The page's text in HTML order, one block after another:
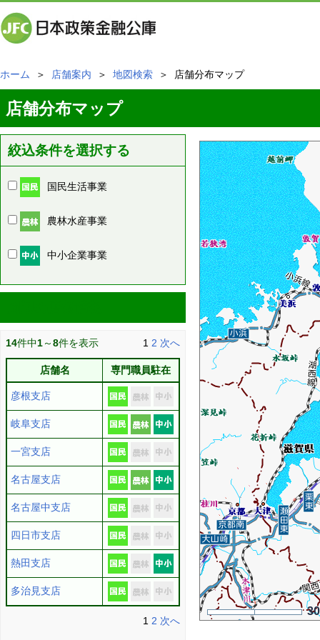
ホーム ＞ 店舗案内 ＞ 地図検索 ＞ 店舗分布マップ
店舗分布マップ
絞込条件を選択する
国民生活事業
農林水産事業
中小企業事業
14件中1～8件を表示 1 2 次へ
店舗名 専門職員駐在
彦根支店
岐阜支店
一宮支店
名古屋支店
名古屋中支店
四日市支店
熱田支店
多治見支店
1 2 次へ